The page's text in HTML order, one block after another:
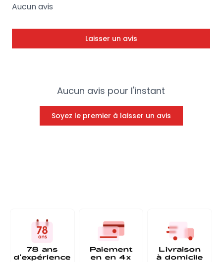
Aucun avis pour l'instant
Soyez le premier à laisser un avis
Aucun avis
Laisser un avis
78 ans
d'expérience
Paiement
en en 4x
Livraison
à domicile